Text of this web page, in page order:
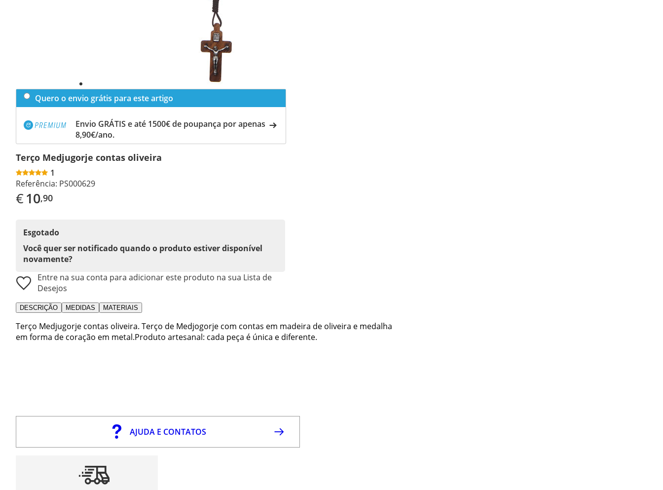
Quero o envio grátis para este artigo
Envio GRÁTIS e até 1500€ de poupança por apenas
8,90€/ano.
Terço Medjugorje contas oliveira
1
Referência: PS000629
€10,90
Esgotado
Você quer ser notificado quando o produto estiver disponível
novamente?
Entre na sua conta para adicionar este produto na sua Lista de
Desejos
DESCRIÇÃO MEDIDAS MATERIAIS
Terço Medjugorje contas oliveira. Terço de Medjogorje com contas em madeira de oliveira e medalha
em forma de coração em metal.Produto artesanal: cada peça é única e diferente.
AJUDA E CONTATOS